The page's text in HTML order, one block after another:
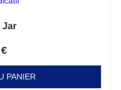
Jar
€
PANIER